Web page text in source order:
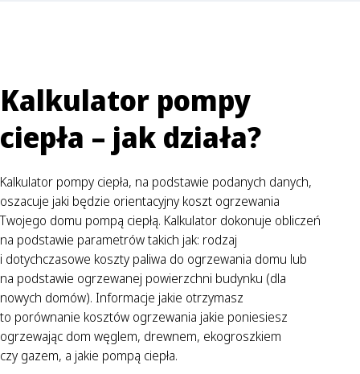
Kalkulator pompy
ciepła – jak działa?
Kalkulator pompy ciepła, na podstawie podanych danych,
oszacuje jaki będzie orientacyjny koszt ogrzewania
Twojego domu pompą ciepłą. Kalkulator dokonuje obliczeń
na podstawie parametrów takich jak: rodzaj
i dotychczasowe koszty paliwa do ogrzewania domu lub
na podstawie ogrzewanej powierzchni budynku (dla
nowych domów). Informacje jakie otrzymasz
to porównanie kosztów ogrzewania jakie poniesiesz
ogrzewając dom węglem, drewnem, ekogroszkiem
czy gazem, a jakie pompą ciepła.